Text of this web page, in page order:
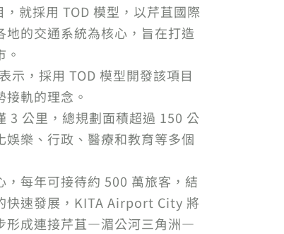
就採用 TOD 模型，以芹苴國際
的交通系統為核心，旨在打造
，採用 TOD 模型開發該項目
軌的理念。
3 公里，總規劃面積超過 150 公
樂、行政、醫療和教育等多個
每年可接待約 500 萬旅客，結
快速發展，KITA Airport City 將
形成連接芹苴—湄公河三角洲—